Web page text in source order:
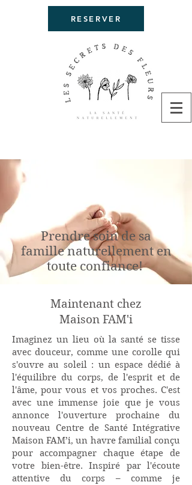
RESERVER
Prendre soin de sa
famille naturellement en
toute confiance!
Maintenant chez
Maison FAM'i
Imaginez un lieu où la santé se tisse
avec douceur, comme une corolle qui
s'ouvre au soleil : un espace dédié à
l'équilibre du corps, de l'esprit et de
l'âme, pour vous et vos proches. C'est
avec une immense joie que je vous
annonce l'ouverture prochaine du
nouveau Centre de Santé Intégrative
Maison FAM’i, un havre familial conçu
pour accompagner chaque étape de
votre bien-être. Inspiré par l'écoute
attentive du corps – comme je